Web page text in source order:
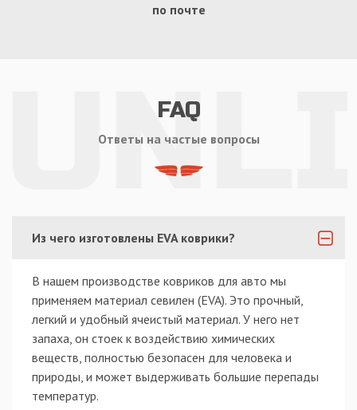
по почте
FAQ
Ответы на частые вопросы
Из чего изготовлены EVA коврики?
В нашем производстве ковриков для авто мы
применяем материал севилен (EVA). Это прочный,
легкий и удобный ячеистый материал. У него нет
запаха, он стоек к воздействию химических
веществ, полностью безопасен для человека и
природы, и может выдерживать большие перепады
температур.